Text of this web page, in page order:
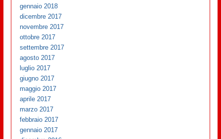
gennaio 2018
dicembre 2017
novembre 2017
ottobre 2017
settembre 2017
agosto 2017
luglio 2017
giugno 2017
maggio 2017
aprile 2017
marzo 2017
febbraio 2017
gennaio 2017